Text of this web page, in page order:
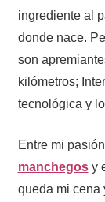
ingrediente al
donde nace.
son
kilómetros;
tecnológica y
Entre mi pasión
manchegosy
queda mi cena